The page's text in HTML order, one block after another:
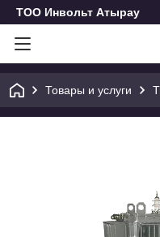
ТОО Инвольт Атырау
Товары и услуги